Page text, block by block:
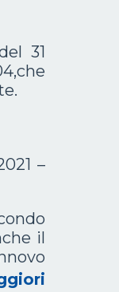
31
–
il